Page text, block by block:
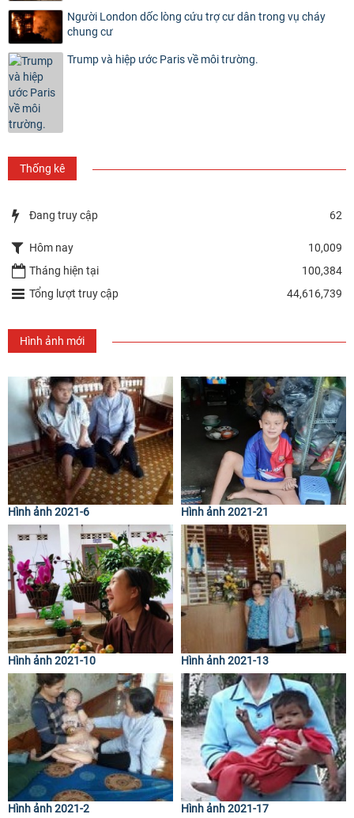
Người London dốc lòng cứu trợ cư dân trong vụ cháy
chung cư
Trump và hiệp ước Paris về môi trường.
Thống kê
Đang truy cập 62
Hôm nay
10,009
Tháng hiện tại
100,384
Tổng lượt truy cập
44,616,739
Hình ảnh mới
Hình ảnh 2021-6 Hình ảnh 2021-21
Hình ảnh 2021-10 Hình ảnh 2021-13
Hình ảnh 2021-2 Hình ảnh 2021-17